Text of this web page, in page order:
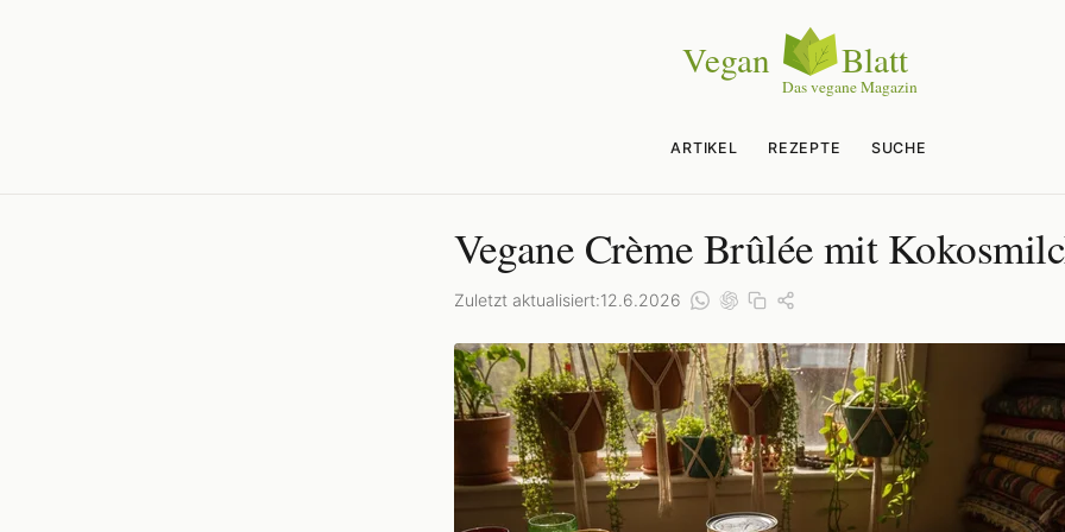
ARTIKEL REZEPTE SUCHE
Vegane Crème Brûlée mit
Zuletzt aktualisiert:12.6.2026